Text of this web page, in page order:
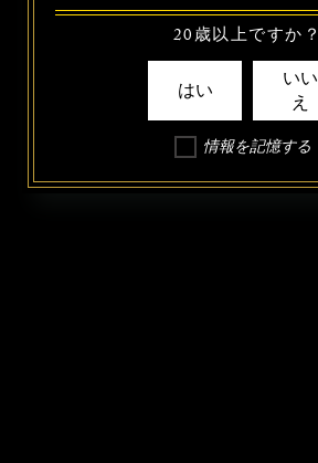
20歳以上ですか？
はい
いい
え
情報を記憶する